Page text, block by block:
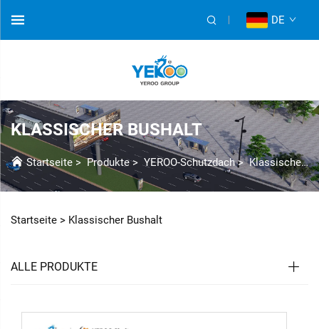
DE
KLASSISCHER BUSHALT
Startseite >Produkte>YEROO-Schutzdach>Klassische Buswartehalle
Startseite > Klassischer Bushalt
ALLE PRODUKTE